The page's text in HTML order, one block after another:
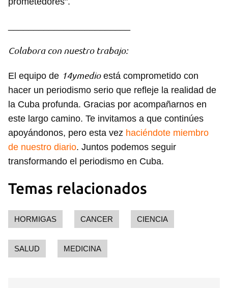
Guardar como favorito
Para poder guardar como favorito, primero has de
iniciar sesión con tu cuenta de 14ymedio.
INICIAR SESIÓN CANCELAR
Colabora con nuestro trabajo:
El equipo de 14ymedioestá comprometido con
hacer un periodismo serio que refleje la realidad de
la Cuba profunda. Gracias por acompañarnos en
este largo camino. Te invitamos a que continúes
apoyándonos, pero esta vez haciéndote miembro
de nuestro diario. Juntos podemos seguir
transformando el periodismo en Cuba.
Temas relacionados
HORMIGAS CANCER CIENCIA
SALUD MEDICINA